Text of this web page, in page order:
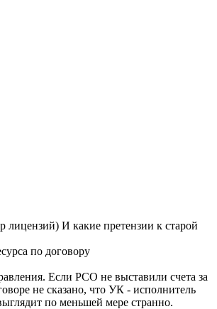
лицензий) И какие претензии к старой
по договору
Если РСО не выставили счета за
не сказано, что УК - исполнитель
по меньшей мере странно.